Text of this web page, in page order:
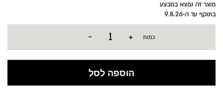
מוצר זה נמצא במבצע
בתוקף עד ה-9.8.26
כמות +
-
הוספה לסל